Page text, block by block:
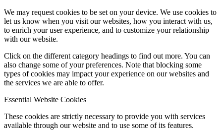
We may request cookies to be set on your device. We use cookies to
let us know when you visit our websites, how you interact with us,
to enrich your user experience, and to customize your relationship
with our website.
Click on the different category headings to find out more. You can
also change some of your preferences. Note that blocking some
types of cookies may impact your experience on our websites and
the services we are able to offer.
Essential Website Cookies
These cookies are strictly necessary to provide you with services
available through our website and to use some of its features.